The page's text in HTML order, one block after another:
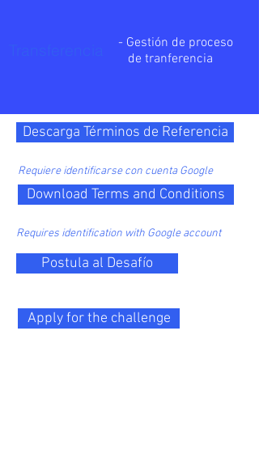
Download Terms and Conditions
Apply for the challenge
Requires identification with Google account
- Gestión de proceso
de tranferencia
Descarga Términos de Referencia
Requiere identificarse con cuenta Google
Postula al Desafío